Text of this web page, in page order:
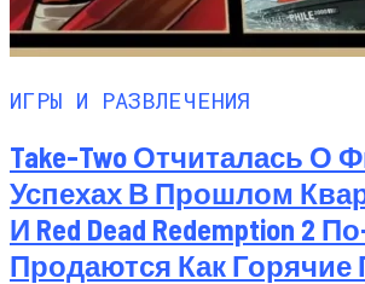
ИГРЫ И РАЗВЛЕЧЕНИЯ
Take-Two Отчиталась О
Успехах В Прошлом
И Red Dead Redemption 2
Продаются Как Горячие